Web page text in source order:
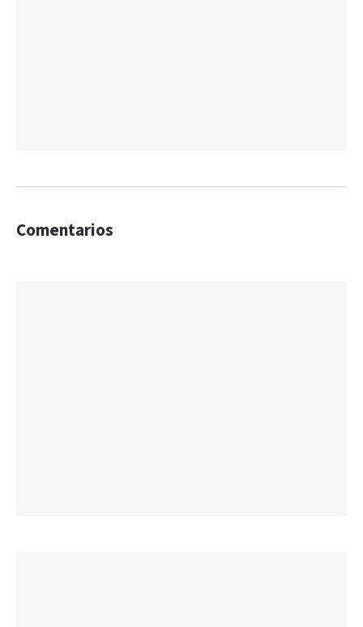
Comentarios